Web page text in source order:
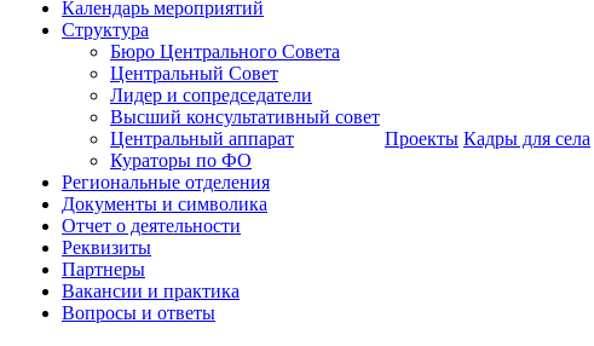
Календарь мероприятий
Структура
Бюро Центрального Совета
Центральный Совет
Лидер и сопредседатели
Высший консультативный совет
Центральный аппарат
Кураторы по ФО
Региональные отделения
Документы и символика
Отчет о деятельности
Реквизиты
Партнеры
Вакансии и практика
Вопросы и ответы
Проекты Кадры для села